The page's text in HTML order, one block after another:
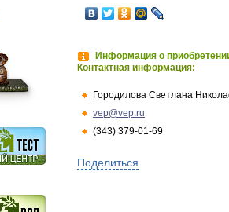
Информация о
Контактная информация:
Городилова Светлана
vep@vep.ru
(343) 379-01-69
Поделиться